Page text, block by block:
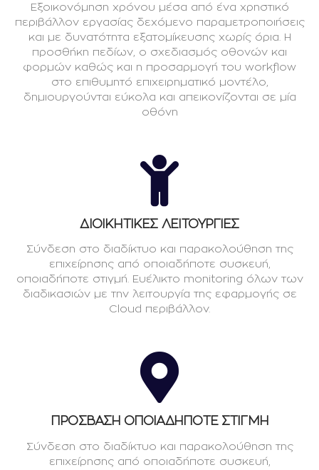
Εξοικονόμηση χρόνου μέσα από ένα χρηστικό
περιβάλλον εργασίας δεχόμενο παραμετροποιήσεις
και με δυνατότητα εξατομίκευσης χωρίς όρια. Η
προσθήκη πεδίων, ο σχεδιασμός οθονών και
φορμών καθώς και η προσαρμογή του workflow
στο επιθυμητό επιχειρηματικό μοντέλο,
δημιουργούνται εύκολα και απεικονίζονται σε μία
οθόνη
ΔΙΟΙΚΗΤΙΚΕΣ ΛΕΙΤΟΥΡΓΙΕΣ
Σύνδεση στο διαδίκτυο και παρακολούθηση της
επιχείρησης από οποιαδήποτε συσκευή,
οποιαδήποτε στιγμή. Ευέλικτο monitoring όλων των
διαδικασιών με την λειτουργία της εφαρμογής σε
Cloud περιβάλλον.
ΠΡΟΣΒΑΣΗ ΟΠΟΙΑΔΗΠΟΤΕ ΣΤΙΓΜΗ
Σύνδεση στο διαδίκτυο και παρακολούθηση της
επιχείρησης από οποιαδήποτε συσκευή,